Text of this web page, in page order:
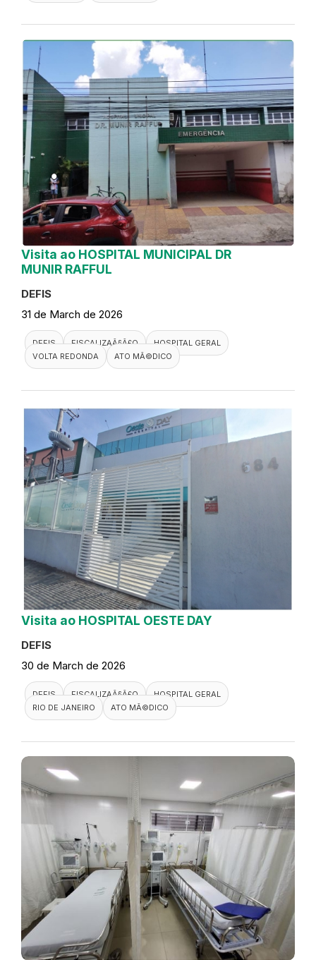
Visita ao HOSPITAL MUNICIPAL DR
MUNIR RAFFUL
DEFIS
31 de March de 2026
DEFIS FISCALIZAÃ§Ã£O
HOSPITAL GERAL
VOLTA REDONDA
ATO MÃ©DICO
Visita ao HOSPITAL OESTE DAY
DEFIS
30 de March de 2026
DEFIS FISCALIZAÃ§Ã£O
HOSPITAL GERAL
RIO DE JANEIRO
ATO MÃ©DICO